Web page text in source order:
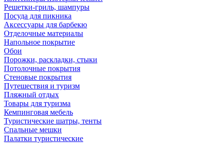
Решетки-гриль, шампуры
Посуда для пикника
Аксессуары для барбекю
Отделочные материалы
Напольное покрытие
Обои
Порожки, раскладки, стыки
Потолочные покрытия
Стеновые покрытия
Путешествия и туризм
Пляжный отдых
Товары для туризма
Кемпинговая мебель
Туристические шатры, тенты
Спальные мешки
Палатки туристические